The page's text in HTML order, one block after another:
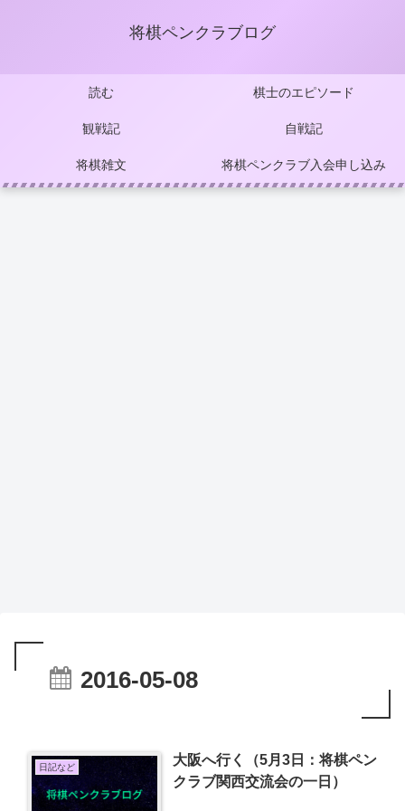
将棋ペンクラブログ
読む 棋士のエピソード
観戦記 自戦記
将棋雑文 将棋ペンクラブ入会申し込み
2016-05-08
日記など
大阪へ行く（5月3日：将棋ペン
クラブ関西交流会の一日）